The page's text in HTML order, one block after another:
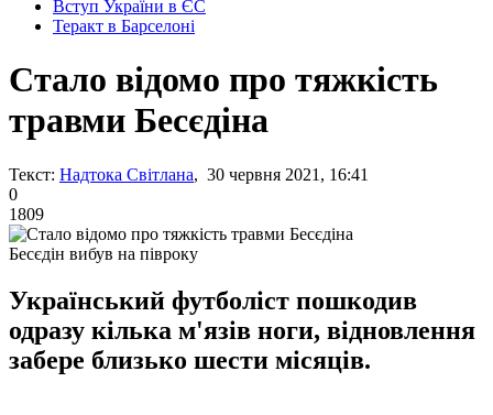
Вступ України в ЄС
Теракт в Барселоні
Стало відомо про тяжкість
травми Бесєдіна
Текст: Надтока Світлана, 30 червня 2021, 16:41
0
1809
Бесєдін вибув на півроку
Український футболіст пошкодив
одразу кілька м'язів ноги, відновлення
забере близько шести місяців.